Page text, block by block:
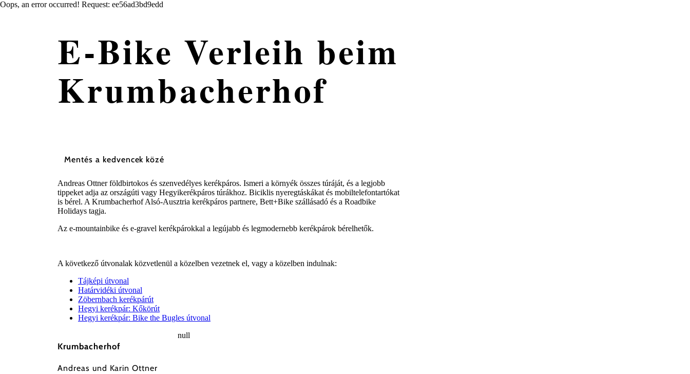
Oops, an error occurred! Request: ee56ad3bd9edd
E-Bike Verleih beim
Krumbacherhof
Mentés a kedvencek közé
Andreas Ottner földbirtokos és szenvedélyes kerékpáros. Ismeri a környék összes túráját, és a legjobb
tippeket adja az országúti vagy Hegyikerékpáros túrákhoz. Biciklis nyeregtáskákat és mobiltelefontartókat
is bérel. A Krumbacherhof Alsó-Ausztria kerékpáros partnere, Bett+Bike szállásadó és a Roadbike
Holidays tagja.
Az e-mountainbike és e-gravel kerékpárokkal a legújabb és legmodernebb kerékpárok bérelhetők.
A következő útvonalak közvetlenül a közelben vezetnek el, vagy a közelben indulnak:
Tájképi útvonal
Határvidéki útvonal
Zöbernbach kerékpárút
Hegyi kerékpár: Kőkörút
Hegyi kerékpár: Bike the Bugles útvonal
Krumbacherhof
Andreas und Karin Ottner
null